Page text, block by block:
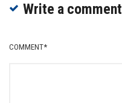
Write a comment
COMMENT*